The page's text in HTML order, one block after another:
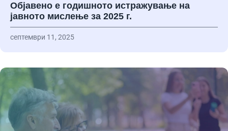
Објавено е годишното истражување на
јавното мислење за 2025 г.
септември 11, 2025